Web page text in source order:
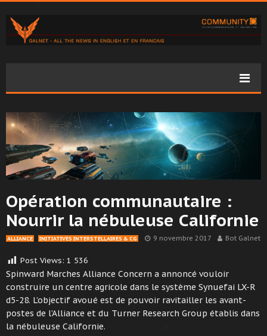
Opération communautaire :
Nourrir la nébuleuse Californie
ALLIANCE INITIATIVES INTERSTELLAIRES & CG 9 novembre 2017 Bot Galnet
Post Views: 1 536
Spinward Marches Alliance Concern a annoncé vouloir
construire un centre agricole dans le système Synuefai LX-R
d5-28. L’objectif avoué est de pouvoir ravitailler les avant-
postes de l’Alliance et du Turner Research Group établis dans
la nébuleuse Californie.